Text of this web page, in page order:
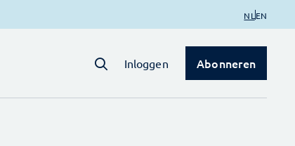
NL EN
Inloggen Abonneren